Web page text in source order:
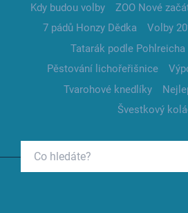
Kdy budou volby
ZOO Nové
7 pádů Honzy Dědka
Volby
Tatarák podle Pohlreicha
Pěstování lichořeřišnice
Tvarohové knedlíky
Švestkový